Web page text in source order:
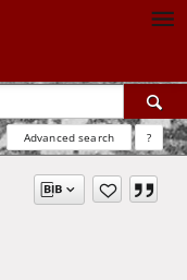
Advanced search ?